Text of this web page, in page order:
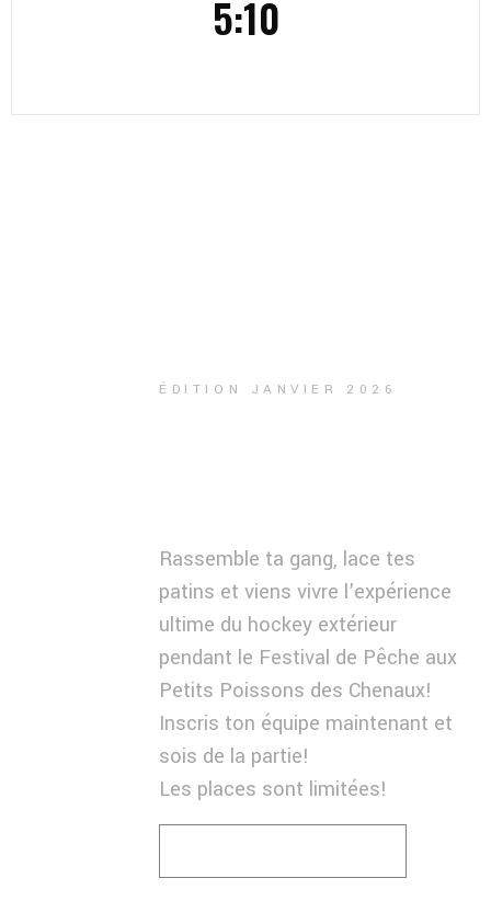
5:10
ÉDITION JANVIER 2026
Rassemble ta gang, lace tes
patins et viens vivre l’expérience
ultime du hockey extérieur
pendant le Festival de Pêche aux
Petits Poissons des Chenaux!
Inscris ton équipe maintenant et
sois de la partie!
Les places sont limitées!